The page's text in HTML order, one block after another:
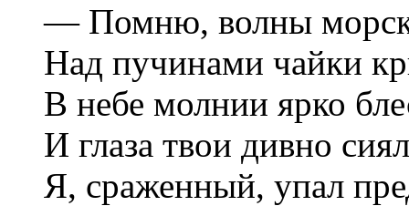
— Помню, волны
Над пучинами чайки
В небе молнии ярко
И глаза твои дивно
Я, сраженный, упал